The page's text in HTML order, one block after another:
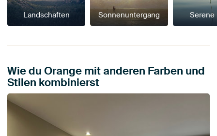
Landschaften Sonnenuntergang Serene
Wie du Orange mit anderen Farben und
Stilen kombinierst